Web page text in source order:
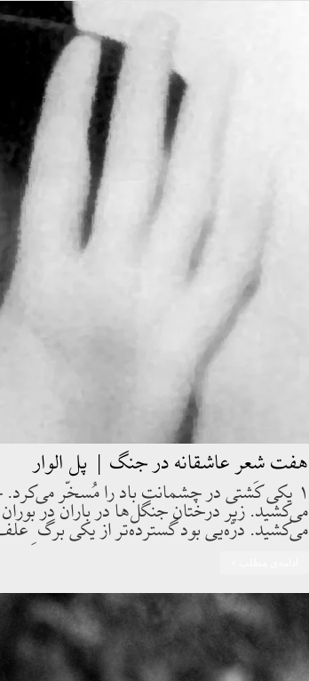
هفت شعر عاشقانه در جنگ | پل الوار
۱ يكى كَشتى در چشمانت باد را مُسخّر مى‌كرد.
مى‌كشيد. زير درختان جنگل‌ها در باران در
مى‌كشيد. درّه‌يى بود گسترده‌تر از يكى برگ